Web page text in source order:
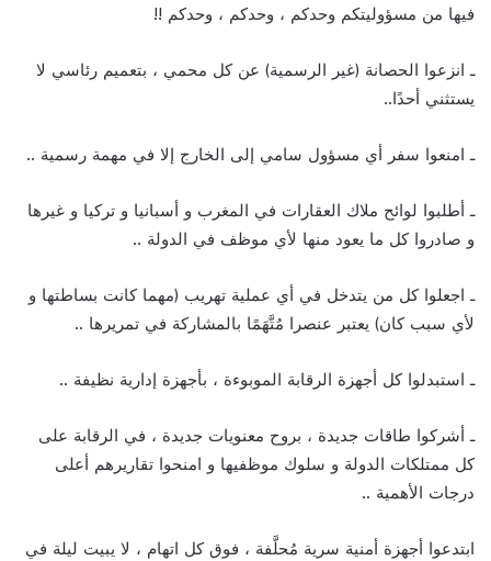
فيها من مسؤوليتكم وحدكم ، وحدكم ، وحدكم !!
ـ انزعوا الحصانة (غير الرسمية) عن كل محمي ، بتعميم رئاسي لا
يستثني أحدًا..
ـ امنعوا سفر أي مسؤول سامي إلى الخارج إلا في مهمة رسمية ..
ـ أطلبوا لوائح ملاك العقارات في المغرب و أسبانيا و تركيا و غيرها
و صادروا كل ما يعود منها لأي موظف في الدولة ..
ـ اجعلوا كل من يتدخل في أي عملية تهريب (مهما كانت بساطتها و
لأي سبب كان) يعتبر عنصرا مُتَّهَمًا بالمشاركة في تمريرها ..
ـ استبدلوا كل أجهزة الرقابة الموبوءة ، بأجهزة إدارية نظيفة ..
ـ أشركوا طاقات جديدة ، بروح معنويات جديدة ، في الرقابة على
كل ممتلكات الدولة و سلوك موظفيها و امنحوا تقاريرهم أعلى
درجات الأهمية ..
ابتدعوا أجهزة أمنية سرية مُحلَّفة ، فوق كل اتهام ، لا يبيت ليلة في